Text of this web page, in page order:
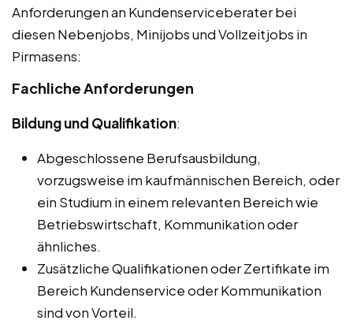
Anforderungen an Kundenserviceberater bei
diesen Nebenjobs, Minijobs und Vollzeitjobs in
Pirmasens:
Fachliche Anforderungen
Bildung und Qualifikation:
Abgeschlossene Berufsausbildung,
vorzugsweise im kaufmännischen Bereich, oder
ein Studium in einem relevanten Bereich wie
Betriebswirtschaft, Kommunikation oder
ähnliches.
Zusätzliche Qualifikationen oder Zertifikate im
Bereich Kundenservice oder Kommunikation
sind von Vorteil.